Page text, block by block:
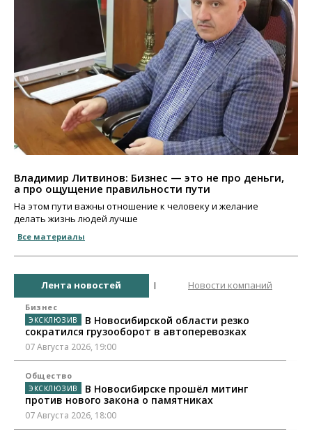
Владимир Литвинов: Бизнес — это не про деньги,
а про ощущение правильности пути
На этом пути важны отношение к человеку и желание
делать жизнь людей лучше
Все материалы
Лента новостей Новости компаний
Бизнес
В Новосибирской области резко
сократился грузооборот в автоперевозках
07 Августа 2026, 19:00
Общество
В Новосибирске прошёл митинг
против нового закона о памятниках
07 Августа 2026, 18:00